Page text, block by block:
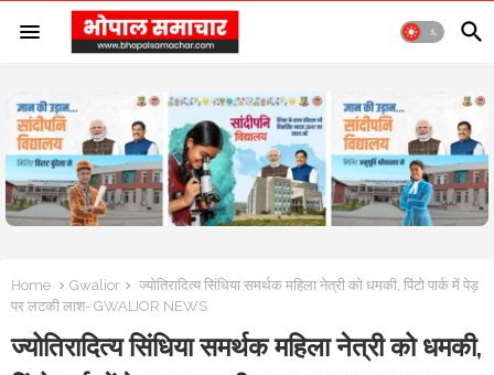
Home Gwalior
ज्योतिरादित्य सिंधिया समर्थक महिला नेत्री को धमकी, पिंटो पार्क में पेड़
पर लटकी लाश- GWALIOR NEWS
ज्योतिरादित्य सिंधिया समर्थक महिला नेत्री को धमकी,